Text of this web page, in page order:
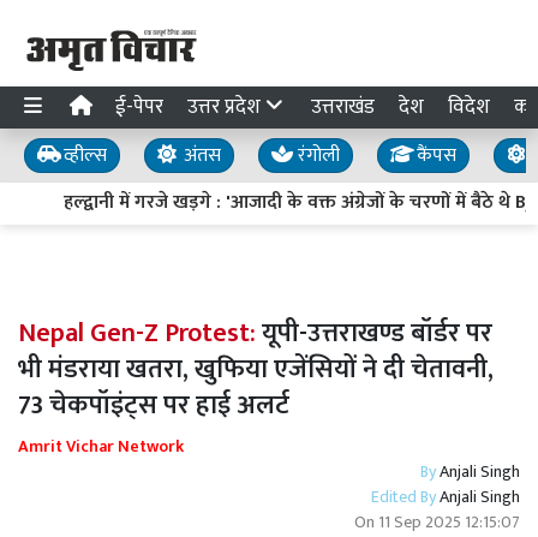
ई-पेपर उत्तर प्रदेश उत्तराखंड देश विदेश
व्हील्स अंतस रंगोली कैंपस
हल्द्वानी में गरजे खड़गे : 'आजादी के वक्त अंग्रेजों के चरणों में बैठे थे
Nepal Gen-Z Protest:यूपी-उत्तराखण्ड बॉर्डर पर
भी मंडराया खतरा, खुफिया एजेंसियों ने दी चेतावनी,
73 चेकपॉइंट्स पर हाई अलर्ट
Amrit Vichar Network
ByAnjali Singh
Edited ByAnjali Singh
On 11 Sep 2025 12:15:07